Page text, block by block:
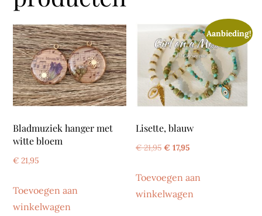
Bladmuziek hanger met
witte bloem
€ 21,95
Toevoegen aan
winkelwagen
Aanbieding!
Lisette, blauw
€21,95 Oorspronkelijke
was:
€ 21,95.
€ 17,95Huidige
is:
€ 17,95.
Toevoegen aan
winkelwagen